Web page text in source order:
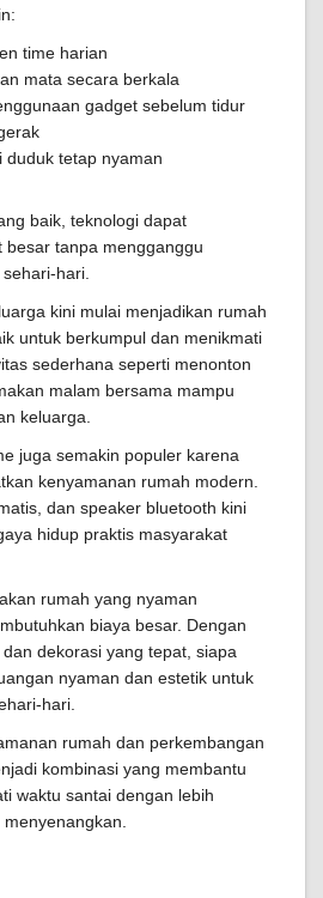
time harian
mata secara berkala
gadget sebelum tidur
duduk tetap nyaman
baik, teknologi dapat
besar tanpa mengganggu
hari.
kini mulai menjadikan rumah
untuk berkumpul dan menikmati
sederhana seperti menonton
malam bersama mampu
keluarga.
juga semakin populer karena
kenyamanan rumah modern.
dan speaker bluetooth kini
hidup praktis masyarakat
rumah yang nyaman
biaya besar. Dengan
dekorasi yang tepat, siapa
nyaman dan estetik untuk
hari.
rumah dan perkembangan
kombinasi yang membantu
waktu santai dengan lebih